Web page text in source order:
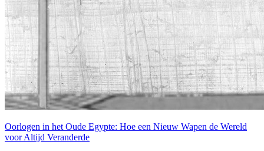
Oorlogen in het Oude Egypte: Hoe een Nieuw Wapen de Wereld
voor Altijd Veranderde